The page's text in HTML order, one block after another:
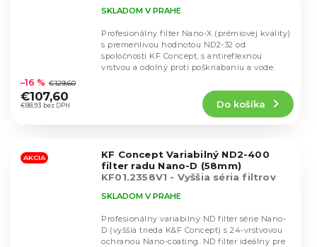
hodnotenie
produktu
je
hviezdičiek.
SKLADOM V PRAHE
€88,93 bez DPH
–16 % €129,60
€107,60
Do košíka
Profesionálny filter Nano-X (prémiovej kvality)
s premenlivou hodnotou ND2-32 od
spoločnosti KF Concept, s antireflexnou
vrstvou a odolný proti poškriabaniu a vode.
AKCIA
KF Concept Variabilný ND2-400
filter radu Nano-D (58mm)
KF01.2358V1 - Vyššia séria filtrov
SKLADOM V PRAHE
Profesionálny variabilný ND filter série Nano-
D (vyššia trieda K&F Concept) s 24-vrstvovou
ochranou Nano-coating. ND filter ideálny pre